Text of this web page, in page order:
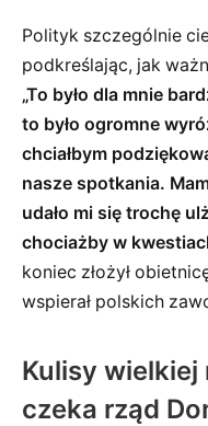
Polityk szczególnie
podkreślając, jak
„To było dla mnie
to było ogromne
chciałbym
nasze spotkania.
udało mi się trochę
chociażby w
koniec złożył
wspierał polskich
Kulisy wielkiej
czeka rząd